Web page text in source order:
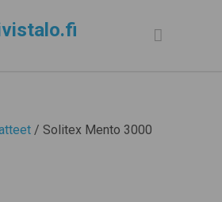
/ Solitex Mento 3000